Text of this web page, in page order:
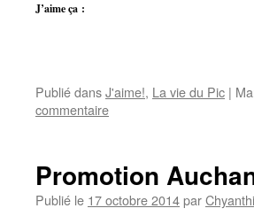
J’aime ça :
Publié dansJ'aime!, La vie du Pic |
commentaire
Promotion
Publié le 17 octobre 2014par